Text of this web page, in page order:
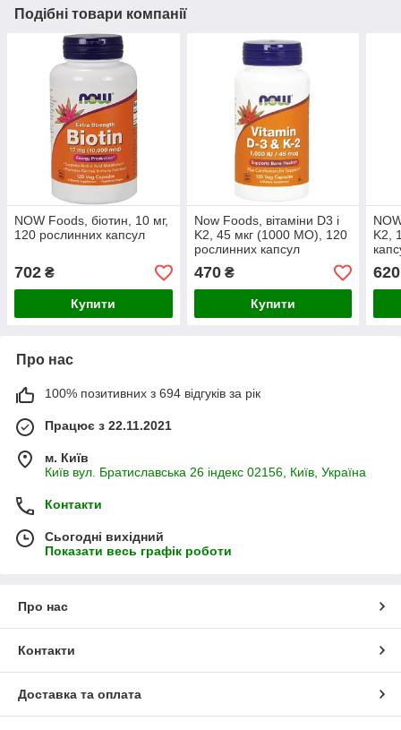
Подібні товари компанії
NOW Foods, біотин, 10 мг,
120 рослинних капсул
702 ₴
Купити
Now Foods, вітаміни D3 і
K2, 45 мкг (1000 МО), 120
рослинних капсул
470₴
Купити
K2,
620
Про нас
100% позитивних з 694 відгуків за рік
Працює з 22.11.2021
м. Київ
Київ вул. Братиславська 26 індекс 02156, Київ, Україна
Контакти
Сьогодні вихідний
Показати весь графік роботи
Про нас
Контакти
Доставка та оплата